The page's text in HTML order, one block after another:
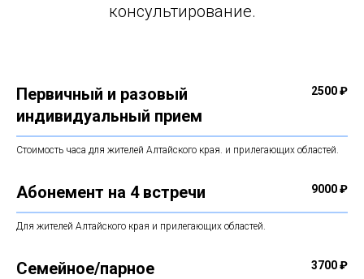
консультирование.
Первичный и разовый
индивидуальный прием
2500 ₽
Стоимость часа для жителей Алтайского края. и прилегающих областей.
Абонемент на 4 встречи 9000 ₽
Для жителей Алтайского края и прилегающих областей.
Семейное/парное
3700 ₽